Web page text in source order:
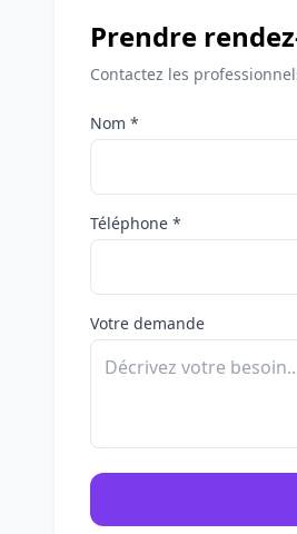
Prendre
Contactez les
Nom *
Téléphone *
Votre demande